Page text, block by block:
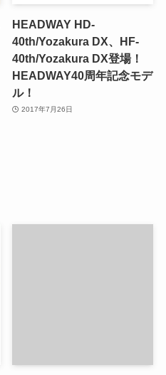
HEADWAY HD-
40th/Yozakura DX、HF-
40th/Yozakura DX登場！
HEADWAY40周年記念モデ
ル！
2017年7月26日